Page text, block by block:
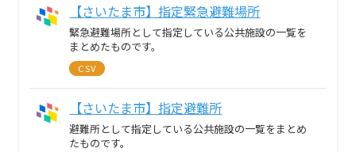
【さいたま市】指定緊急避難場所
緊急避難場所として指定している公共施設の一覧を
まとめたものです。
CSV
【さいたま市】指定避難所
避難所として指定している公共施設の一覧をまとめ
たものです。